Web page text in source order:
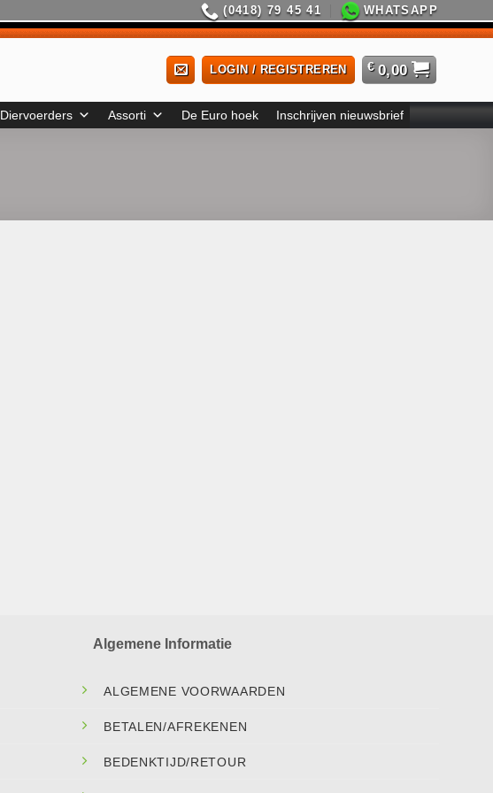
(0418) 79 45 41 WHATSAPP
LOGIN / REGISTREREN € 0,00
Diervoerders Assorti De Euro hoek Inschrijven nieuwsbrief
Algemene Informatie
ALGEMENE VOORWAARDEN
BETALEN/AFREKENEN
BEDENKTIJD/RETOUR